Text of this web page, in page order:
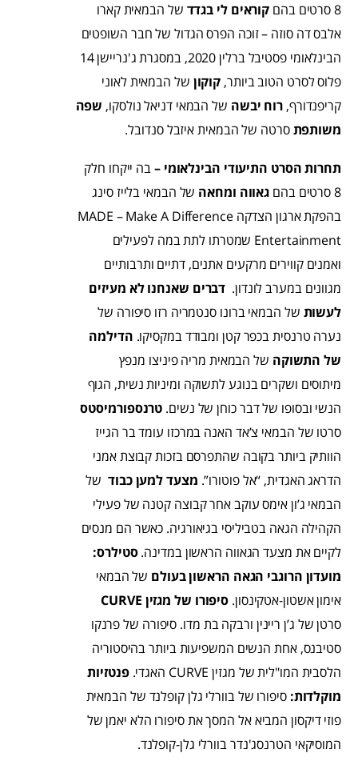
8 סרטים בהם קוראים לי בגדד של הבמאית קארו
אלבס דה סוזה – זוכה הפרס הגדול של חבר השופטים
הבינלאומי פסטיבל ברלין 2020, במסגרת ג'נריישן 14
פלוס לסרט הטוב ביותר, קוקון של הבמאית לאוני
קריפנדורף, רוח יבשה של הבמאי דניאל נולסקו, שפה
משותפתסרטה של הבמאית איזבל סנדובל.
תחרות הסרט התיעודי הבינלאומי –בה ייקחו חלק
8 סרטים בהם
גאווה ומחאה של הבמאי בלייז סינג
בהפקת ארגון הצדקה MADE – Make A Difference
Entertainment שמטרתו לתת במה לפעילים
ואמנים קווירים מרקעים אתנים, דתיים ותרבותיים
מגוונים במערב לונדון. דברים שאנחנו לא מעיזים
לעשות של הבמאי ברונו סנטמריה רזו סיפורה של
נערה טרנסית בכפר קטן ומבודד במקסיקו. הדילמה
של התשוקה של הבמאית מריה פיניצו מנפץ
מיתוסים ושקרים בנוגע לתשוקה ומיניות נשית, הגוף
הנשי ובסופו של דבר כוחן של נשים. טרנספורמיסטס
סרטו של הבמאי צ’אד האנה במרכזו עומד בר הגייז
הוותיק ביותר בקובה שהתפרסם בזכות קבוצת אמני
הדראג האגדית, “אל פוטורו”. מצעד למען כבוד של
הבמאי ג’ון אימס עוקב אחר קבוצה קטנה של פעילי
הקהילה הגאה בטביליסי בגיאורגיה. כאשר הם מנסים
לקיים את מצעד הגאווה הראשון במדינה.סטילרס:
מועדון הרוגבי הגאה הראשון בעולם של הבמאי
אימון אשטון-אטקינסון. סיפורו של מגזין CURVE
סרטן של ג’ן ריינין ורבקה בת מדו. סיפורה של פרנקו
סטיבנס, אחת הנשים המשפיעות ביותר בהיסטוריה
הלסבית המו"לית של מגזין CURVE האגדי.
פנטזיות
מוקלדות: סיפורו של בוורלי גלן קופלנד של הבמאית
פוזי דיקסון המביא אל המסך את סיפורו הלא יאמן של
המוסיקאי הטרנסג'נדר בוורלי גלן-קופלנד.